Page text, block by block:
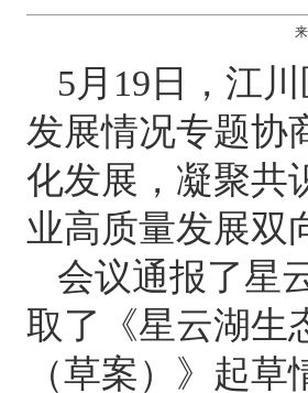
5月19日，江
发展情况专题协
化发展，凝聚共
业高质量发展双
会议通报了星
取了《星云湖生
（草案）》起